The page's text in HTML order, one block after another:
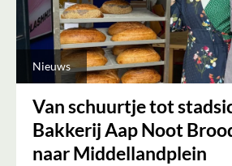
Nieuws
Van schuurtje tot
Bakkerij Aap Noot
naar Middellandplein